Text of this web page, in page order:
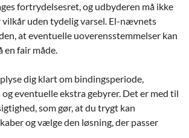
fortrydelsesret, og udbyderen må ikke
uden tydelig varsel. El-nævnets
at eventuelle uoverensstemmelser kan
en fair måde.
dig klart om bindingsperiode,
eventuelle ekstra gebyrer. Det er med til
som gør, at du trygt kan
og vælge den løsning, der passer